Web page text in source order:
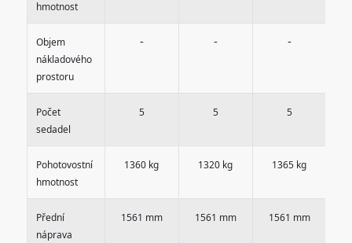
hmotnost
Objem
nákladového
prostoru
- - -
Počet
sedadel
5 5 5
Pohotovostní
hmotnost
1360 kg 1320 kg 1365 kg
Přední
náprava
1561 mm 1561 mm 1561 mm